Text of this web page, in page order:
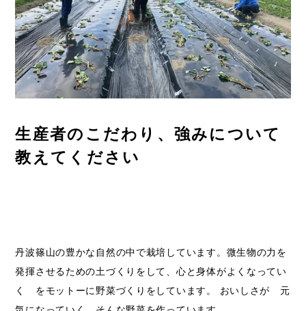
生産者のこだわり、強みについて
教えてください
丹波篠山の豊かな自然の中で栽培しています。微生物の力を
発揮させるための土づくりをして、心と身体がよくなってい
く をモットーに野菜づくりをしています。 おいしさが 元